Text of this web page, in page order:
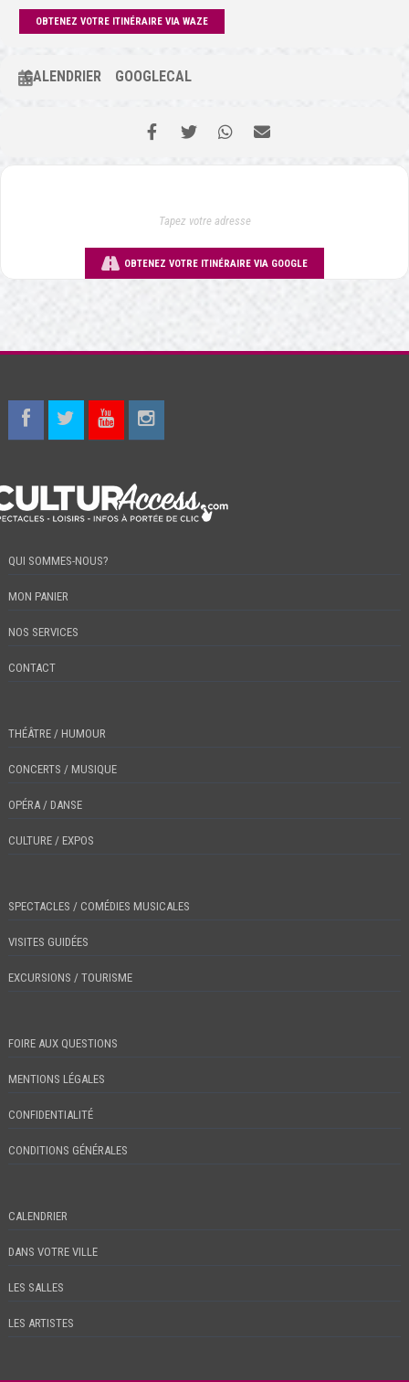
OBTENEZ VOTRE ITINÉRAIRE VIA WAZE
CALENDRIER GOOGLECAL
OBTENEZ VOTRE ITINÉRAIRE VIA GOOGLE
QUI SOMMES-NOUS?
MON PANIER
NOS SERVICES
CONTACT
THÉÂTRE / HUMOUR
CONCERTS / MUSIQUE
OPÉRA / DANSE
CULTURE / EXPOS
SPECTACLES / COMÉDIES MUSICALES
VISITES GUIDÉES
EXCURSIONS / TOURISME
FOIRE AUX QUESTIONS
MENTIONS LÉGALES
CONFIDENTIALITÉ
CONDITIONS GÉNÉRALES
CALENDRIER
DANS VOTRE VILLE
LES SALLES
LES ARTISTES